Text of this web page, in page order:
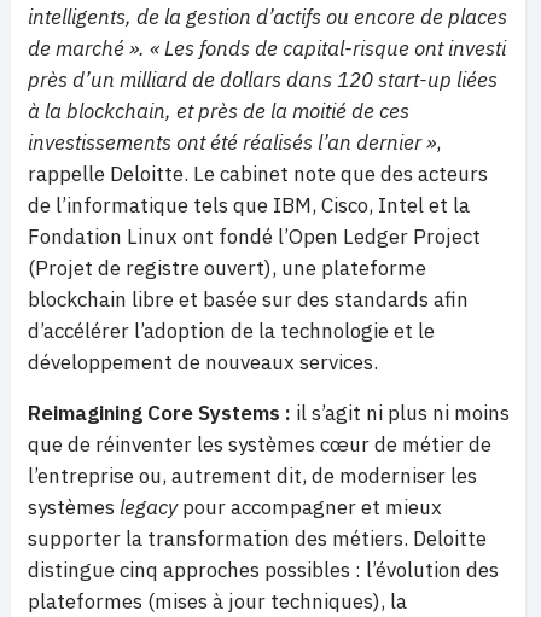
intelligents, de la gestion d’actifs ou encore de places
de marché ». « Les fonds de capital-risque ont investi
près d’un milliard de dollars dans 120 start-up liées
à la blockchain, et près de la moitié de ces
investissements ont été réalisés l’an dernier »,
rappelle Deloitte. Le cabinet note que des acteurs
de l’informatique tels que IBM, Cisco, Intel et la
Fondation Linux ont fondé l’Open Ledger Project
(Projet de registre ouvert), une plateforme
blockchain libre et basée sur des standards afin
d’accélérer l’adoption de la technologie et le
développement de nouveaux services.
Reimagining Core Systems : il s’agit ni plus ni moins
que de réinventer les systèmes cœur de métier de
l’entreprise ou, autrement dit, de moderniser les
systèmes legacypour accompagner et mieux
supporter la transformation des métiers. Deloitte
distingue cinq approches possibles : l’évolution des
plateformes (mises à jour techniques), la